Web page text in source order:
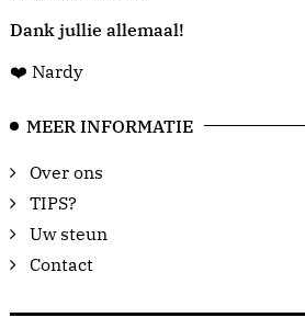
Dank jullie allemaal!
❤️ Nardy
MEER INFORMATIE
Over ons
TIPS?
Uw steun
Contact